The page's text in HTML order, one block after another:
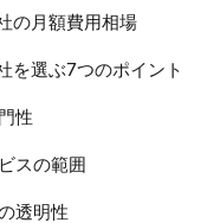
の月額費用相場
を選ぶ7つのポイント
性
スの範囲
透明性